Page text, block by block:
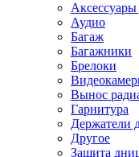
Аудио
Багаж
Багажники
Брелоки
Вынос
Гарнитура
Держатели
Другое
Защита